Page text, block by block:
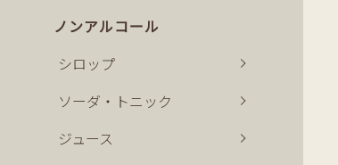
ノンアルコール
シロップ
ソーダ・トニック
ジュース